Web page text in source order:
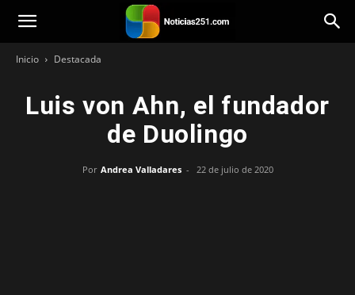
Noticias251
Inicio Destacada
Luis von Ahn, el fundador
de Duolingo
Por Andrea Valladares - 22 de julio de 2020